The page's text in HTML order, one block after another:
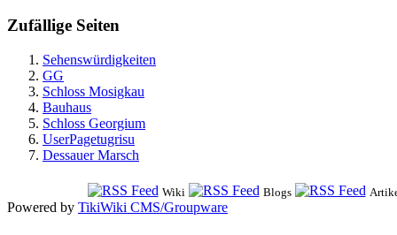
Zufällige Seiten
Sehenswürdigkeiten
GG
Schloss Mosigkau
Bauhaus
Schloss Georgium
UserPagetugrisu
Dessauer Marsch
Wiki Blogs
Powered by TikiWiki CMS/Groupware